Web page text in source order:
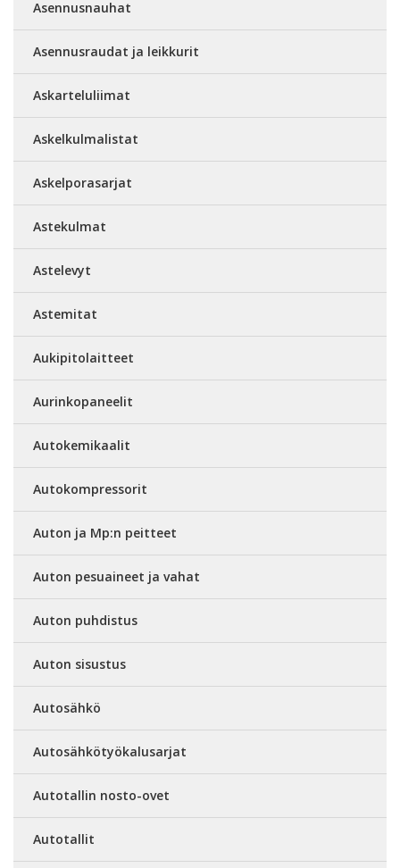
Asennusnauhat
Asennusraudat ja leikkurit
Askarteluliimat
Askelkulmalistat
Askelporasarjat
Astekulmat
Astelevyt
Astemitat
Aukipitolaitteet
Aurinkopaneelit
Autokemikaalit
Autokompressorit
Auton ja Mp:n peitteet
Auton pesuaineet ja vahat
Auton puhdistus
Auton sisustus
Autosähkö
Autosähkötyökalusarjat
Autotallin nosto-ovet
Autotallit